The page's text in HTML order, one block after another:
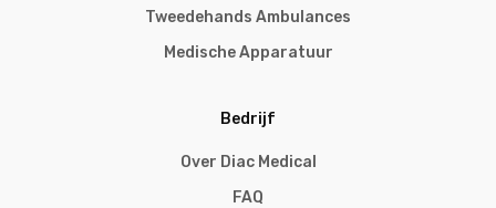
Tweedehands Ambulances
Medische Apparatuur
Bedrijf
Over Diac Medical
FAQ